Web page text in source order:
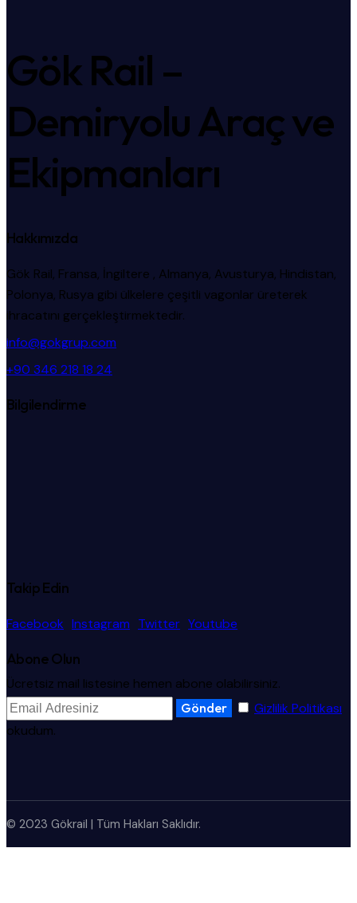
Gök Rail –
Demiryolu Araç ve
Ekipmanları
Hakkımızda
Gök Rail, Fransa, İngiltere , Almanya, Avusturya, Hindistan,
Polonya, Rusya gibi ülkelere çeşitli vagonlar üreterek
ihracatını gerçekleştirmektedir.
info@gokgrup.com
+90 346 218 18 24
Bilgilendirme
Takip Edin
Facebook Instagram Twitter Youtube
Abone Olun
Ücretsiz mail listesine hemen abone olabilirsiniz.
Gönder
Gizlilik Politikası
okudum.
© 2023 Gökrail | Tüm Hakları Saklıdır.